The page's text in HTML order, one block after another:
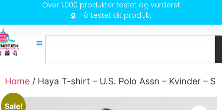
Over 1.000 produkter testet og vurderet
Få testet dit produkt
Home / Haya T-shirt – U.S. Polo Assn – Kvinder – S
Sale!